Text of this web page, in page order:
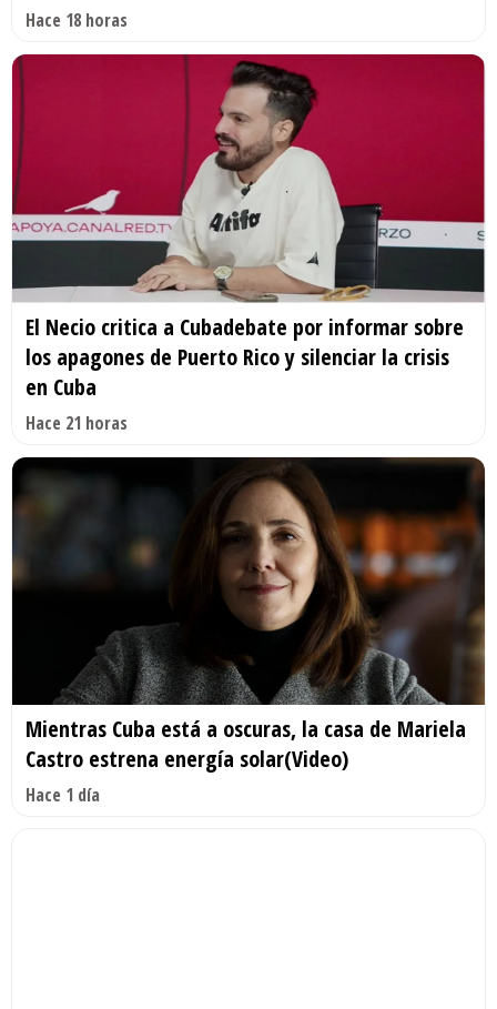
Hace 18 horas
El Necio critica a Cubadebate por informar sobre
los apagones de Puerto Rico y silenciar la crisis
en Cuba
Hace 21 horas
Mientras Cuba está a oscuras, la casa de Mariela
Castro estrena energía solar(Video)
Hace 1 día